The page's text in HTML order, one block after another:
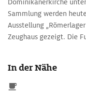
Dominikanerkirche
Sammlung werden
Ausstellung
Zeughaus gezeigt. Die
In der Nähe